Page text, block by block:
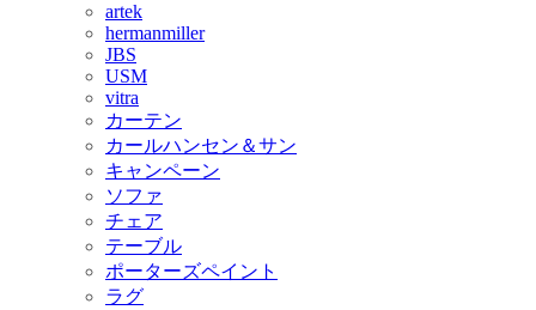
artek
hermanmiller
JBS
USM
vitra
カーテン
カールハンセン＆サン
キャンペーン
ソファ
チェア
テーブル
ポーターズペイント
ラグ